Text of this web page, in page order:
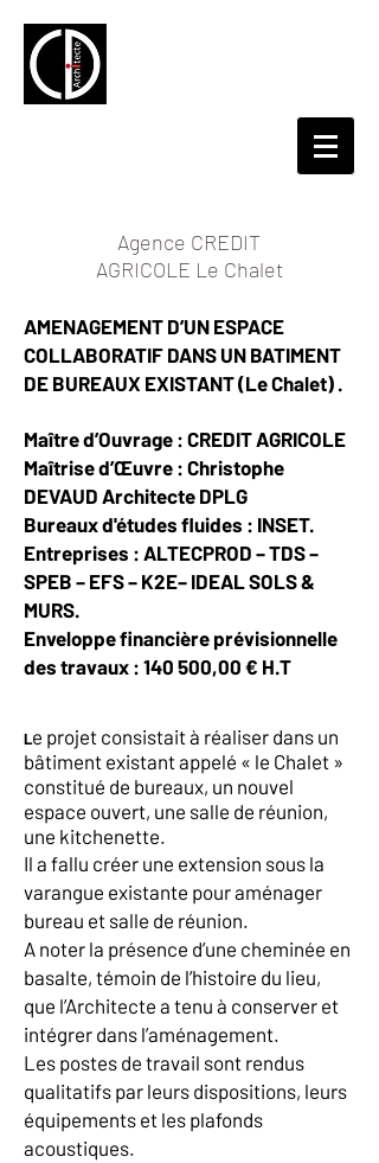
Agence CREDIT
AGRICOLE Le Chalet
AMENAGEMENT D’UN ESPACE
COLLABORATIF DANS UN BATIMENT
DE BUREAUX EXISTANT (Le Chalet) .
Maître d’Ouvrage : CREDIT AGRICOLE
Maîtrise d’Œuvre : Christophe
DEVAUD Architecte DPLG
Bureaux d'études fluides : INSET.
Entreprises : ALTECPROD – TDS –
SPEB – EFS – K2E– IDEAL SOLS &
MURS.
Enveloppe financière prévisionnelle
des travaux : 140 500,00 € H.T
Le projet consistait à réaliser dans un
bâtiment existant appelé « le Chalet »
constitué de bureaux, un nouvel
espace ouvert, une salle de réunion,
une kitchenette.
Il a fallu créer une extension sous la
varangue existante pour aménager
bureau et salle de réunion.
A noter la présence d’une cheminée en
basalte, témoin de l’histoire du lieu,
que l’Architecte a tenu à conserver et
intégrer dans l’aménagement.
Les postes de travail sont rendus
qualitatifs par leurs dispositions, leurs
équipements et les plafonds
acoustiques.